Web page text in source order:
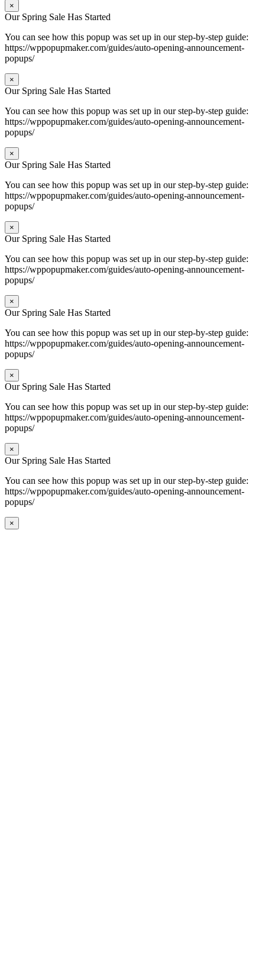
×
Our Spring Sale Has Started
You can see how this popup was set up in our step-by-step guide:
https://wppopupmaker.com/guides/auto-opening-announcement-
popups/
×
Our Spring Sale Has Started
You can see how this popup was set up in our step-by-step guide:
https://wppopupmaker.com/guides/auto-opening-announcement-
popups/
×
Our Spring Sale Has Started
You can see how this popup was set up in our step-by-step guide:
https://wppopupmaker.com/guides/auto-opening-announcement-
popups/
×
Our Spring Sale Has Started
You can see how this popup was set up in our step-by-step guide:
https://wppopupmaker.com/guides/auto-opening-announcement-
popups/
×
Our Spring Sale Has Started
You can see how this popup was set up in our step-by-step guide:
https://wppopupmaker.com/guides/auto-opening-announcement-
popups/
×
Our Spring Sale Has Started
You can see how this popup was set up in our step-by-step guide:
https://wppopupmaker.com/guides/auto-opening-announcement-
popups/
×
Our Spring Sale Has Started
You can see how this popup was set up in our step-by-step guide:
https://wppopupmaker.com/guides/auto-opening-announcement-
popups/
×